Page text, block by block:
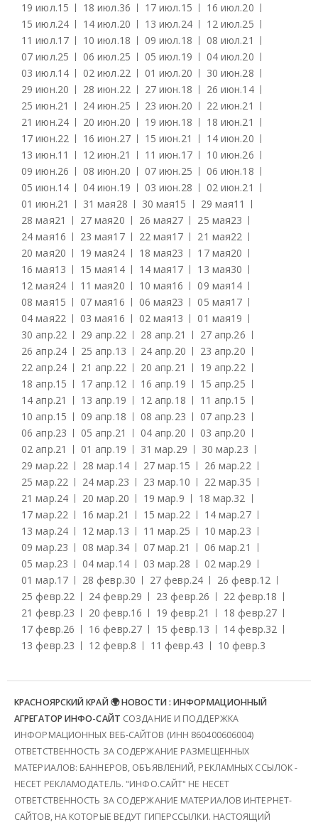
19 июл.15 18 июл.36 17 июл.15 16 июл.20
15 июл.24 14 июл.20 13 июл.24 12 июл.25
11 июл.17 10 июл.18 09 июл.18 08 июл.21
07 июл.25 06 июл.25 05 июл.19 04 июл.20
03 июл.14 02 июл.22 01 июл.20 30 июн.28
29 июн.20 28 июн.22 27 июн.18 26 июн.14
25 июн.21 24 июн.25 23 июн.20 22 июн.21
21 июн.24 20 июн.20 19 июн.18 18 июн.21
17 июн.22 16 июн.27 15 июн.21 14 июн.20
13 июн.11 12 июн.21 11 июн.17 10 июн.26
09 июн.26 08 июн.20 07 июн.25 06 июн.18
05 июн.14 04 июн.19 03 июн.28 02 июн.21
01 июн.21 31 мая28 30 мая15 29 мая11
28 мая21 27 мая20 26 мая27 25 мая23
24 мая16 23 мая17 22 мая17 21 мая22
20 мая20 19 мая24 18 мая23 17 мая20
16 мая13 15 мая14 14 мая17 13 мая30
12 мая24 11 мая20 10 мая16 09 мая14
08 мая15 07 мая16 06 мая23 05 мая17
04 мая22 03 мая16 02 мая13 01 мая19
30 апр.22 29 апр.22 28 апр.21 27 апр.26
26 апр.24 25 апр.13 24 апр.20 23 апр.20
22 апр.24 21 апр.22 20 апр.21 19 апр.22
18 апр.15 17 апр.12 16 апр.19 15 апр.25
14 апр.21 13 апр.19 12 апр.18 11 апр.15
10 апр.15 09 апр.18 08 апр.23 07 апр.23
06 апр.23 05 апр.21 04 апр.20 03 апр.20
02 апр.21 01 апр.19 31 мар.29 30 мар.23
29 мар.22 28 мар.14 27 мар.15 26 мар.22
25 мар.22 24 мар.23 23 мар.10 22 мар.35
21 мар.24 20 мар.20 19 мар.9 18 мар.32
17 мар.22 16 мар.21 15 мар.22 14 мар.27
13 мар.24 12 мар.13 11 мар.25 10 мар.23
09 мар.23 08 мар.34 07 мар.21 06 мар.21
05 мар.23 04 мар.14 03 мар.28 02 мар.29
01 мар.17 28 февр.30 27 февр.24 26 февр.12
25 февр.22 24 февр.29 23 февр.26 22 февр.18
21 февр.23 20 февр.16 19 февр.21 18 февр.27
17 февр.26 16 февр.27 15 февр.13 14 февр.32
13 февр.23 12 февр.8 11 февр.43 10 февр.3
КРАСНОЯРСКИЙ КРАЙ 🌍 НОВОСТИ : ИНФОРМАЦИОННЫЙ
АГРЕГАТОР ИНФО-САЙТ СОЗДАНИЕ И ПОДДЕРЖКА
ИНФОРМАЦИОННЫХ ВЕБ-САЙТОВ (ИНН 860400606004)
ОТВЕТСТВЕННОСТЬ ЗА СОДЕРЖАНИЕ РАЗМЕЩЕННЫХ
МАТЕРИАЛОВ: БАННЕРОВ, ОБЪЯВЛЕНИЙ, РЕКЛАМНЫХ ССЫЛОК -
НЕСЕТ РЕКЛАМОДАТЕЛЬ. "ИНФО.САЙТ" НЕ НЕСЕТ
ОТВЕТСТВЕННОСТЬ ЗА СОДЕРЖАНИЕ МАТЕРИАЛОВ ИНТЕРНЕТ-
САЙТОВ, НА КОТОРЫЕ ВЕДУТ ГИПЕРССЫЛКИ. НАСТОЯЩИЙ